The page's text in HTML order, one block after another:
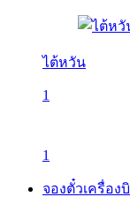
ไต้หวัน
1
1
จองตั๋วเครื่อง